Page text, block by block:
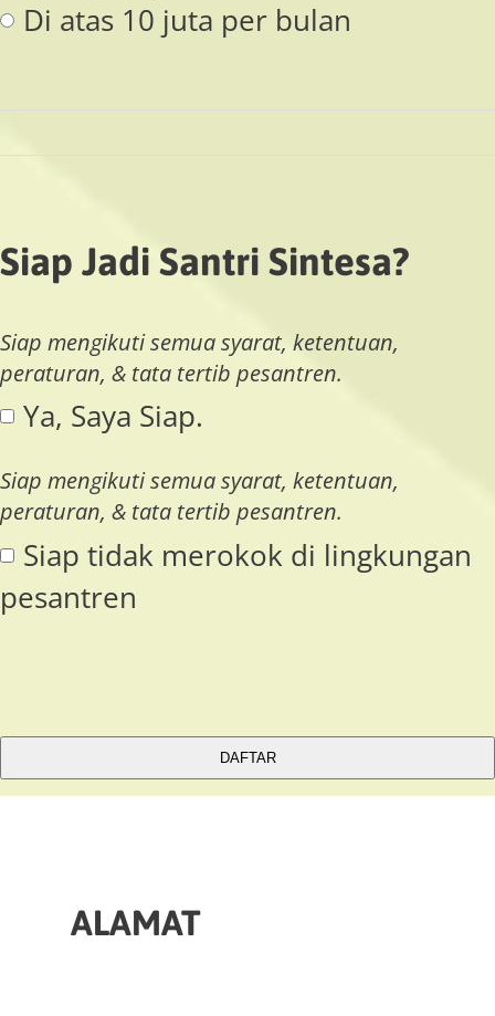
Di atas 10 juta per bulan
Siap Jadi Santri Sintesa?
Siap mengikuti semua syarat, ketentuan,
peraturan, & tata tertib pesantren.
Ya, Saya Siap.
Siap mengikuti semua syarat, ketentuan,
peraturan, & tata tertib pesantren.
Siap tidak merokok di lingkungan
pesantren
DAFTAR
ALAMAT